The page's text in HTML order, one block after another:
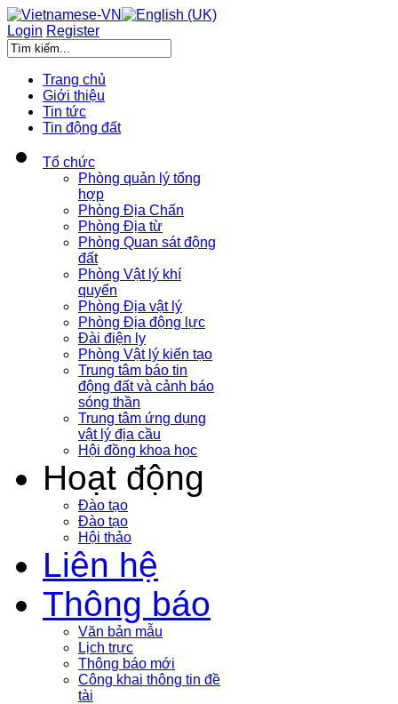
Login Register
Trang chủ
Giới thiệu
Tin tức
Tin động đất
Tổ chức
Phòng quản lý tổng
hợp
Phòng Địa Chấn
Phòng Địa từ
Phòng Quan sát động
đất
Phòng Vật lý khí
quyển
Phòng Địa vật lý
Phòng Địa động lực
Đài điện ly
Phòng Vật lý kiến tạo
Trung tâm báo tin
động đất và cảnh báo
sóng thần
Trung tâm ứng dụng
vật lý địa cầu
Hội đồng khoa học
Hoạt động
Đào tạo
Đào tạo
Hội thảo
Liên hệ
Thông báo
Văn bản mẫu
Lịch trực
Thông báo mới
Công khai thông tin đề
tài